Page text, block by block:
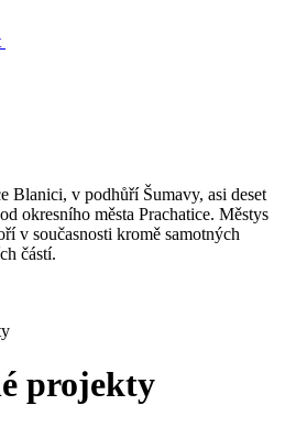
Blanici, v podhůří Šumavy, asi deset
okresního města Prachatice. Městys
v současnosti kromě samotných
částí.
projekty